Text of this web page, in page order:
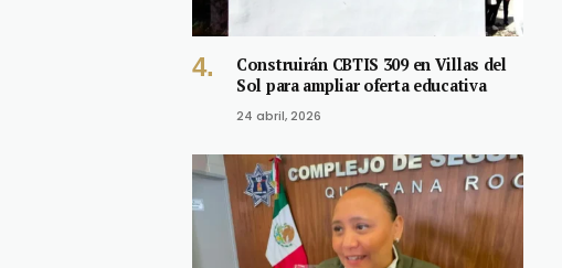
Construirán CBTIS 309 en Villas del
Sol para ampliar oferta educativa
24 abril, 2026